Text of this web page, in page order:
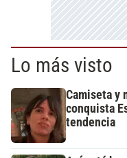
Lo más visto
Camiseta y
conquista
tendencia